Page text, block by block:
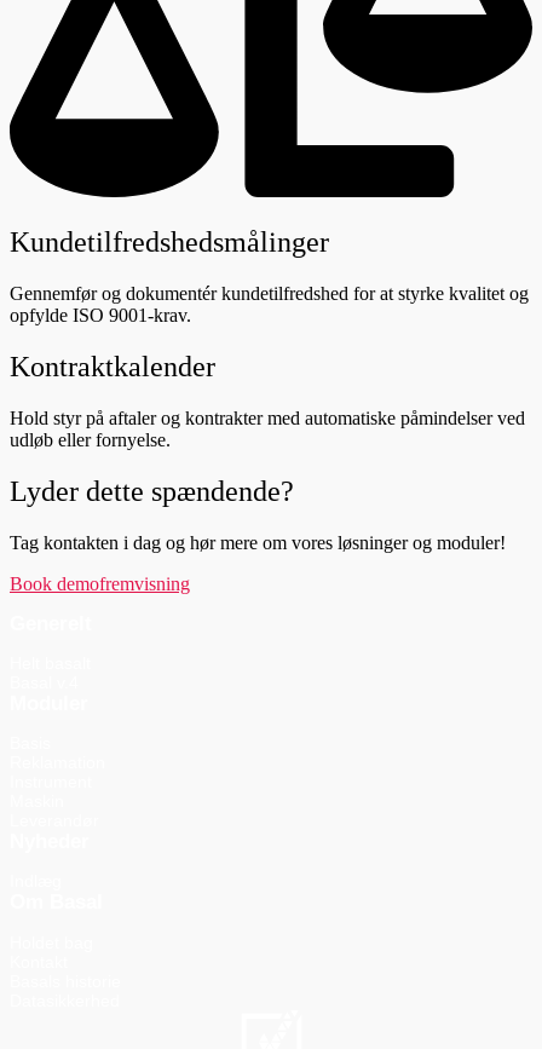
Kundetilfredshedsmålinger
Gennemfør og dokumentér kundetilfredshed for at styrke kvalitet og
opfylde ISO 9001-krav.
Kontraktkalender
Hold styr på aftaler og kontrakter med automatiske påmindelser ved
udløb eller fornyelse.
Lyder dette spændende?
Tag kontakten i dag og hør mere om vores løsninger og moduler!
Book demofremvisning